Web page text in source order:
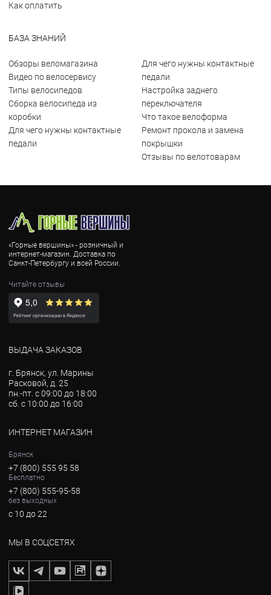
Как оплатить
БАЗА ЗНАНИЙ
Обзоры веломагазина
Видео по велосервису
Типы велосипедов
Сборка велосипеда из
коробки
Для чего нужны контактные
педали
Для чего нужны контактные
педали
Настройка заднего
переключателя
Что такое велоформа
Ремонт прокола и замена
покрышки
Отзывы по велотоварам
«Горные вершины» - розничный и
интернет-магазин. Доставка по
Санкт-Петербургу и всей России.
Читайте отзывы
ВЫДАЧА ЗАКАЗОВ
г. Брянск, ул. Марины
Расковой, д. 25
пн.-пт. с 09:00 до 18:00
сб. с 10:00 до 16:00
ИНТЕРНЕТ МАГАЗИН
Брянск
+7 (800) 555 95 58
Бесплатно
+7 (800) 555-95-58
без выходных
с 10 до 22
МЫ В СОЦСЕТЯХ